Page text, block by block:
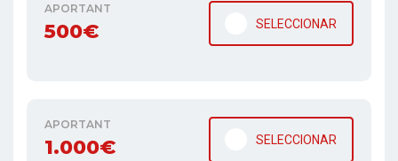
APORTANT
500€ SELECCIONAR
APORTANT
1.000€ SELECCIONAR